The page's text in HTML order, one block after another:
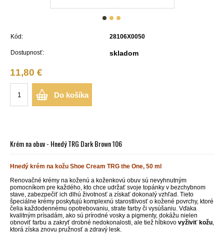
Kód: 28106X0050
Dostupnosť: skladom
11,80 €
Do košíka
Krém na obuv - Hnedý TRG Dark Brown 106
Hnedý krém na kožu Shoe Cream TRG the One, 50 ml
Renovačné krémy na koženú a koženkovú obuv sú nevyhnutným
pomocníkom pre každého, kto chce udržať svoje topánky v bezchybnom
stave, zabezpečiť ich dlhú životnosť a získať dokonalý vzhľad. Tieto
špeciálne krémy poskytujú komplexnú starostlivosť o kožené povrchy, ktoré
čelia každodennému opotrebovaniu, strate farby či vysúšaniu. Vďaka
kvalitným prísadám, ako sú prírodné vosky a pigmenty, dokážu nielen
obnoviť farbu a zakryť drobné nedokonalosti, ale tiež hĺbkovo vyživiť kožu,
ktorá získa znovu pružnosť a zdravý lesk.